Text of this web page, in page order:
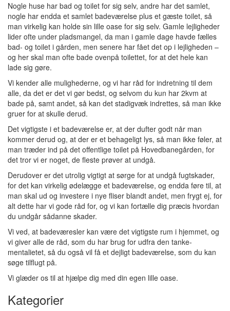
Nogle huse har bad og toilet for sig selv, andre har det samlet,
nogle har endda et samlet badeværelse plus et gæste toilet, så
man virkelig kan holde sin lille oase for sig selv. Gamle lejligheder
lider ofte under pladsmangel, da man i gamle dage havde fælles
bad- og toilet i gården, men senere har fået det op i lejligheden –
og her skal man ofte bade ovenpå toilettet, for at det hele kan
lade sig gøre.
Vi kender alle mulighederne, og vi har råd for indretning til dem
alle, da det er det vi gør bedst, og selvom du kun har 2kvm at
bade på, samt andet, så kan det stadigvæk indrettes, så man ikke
gruer for at skulle derud.
Det vigtigste i et badeværelse er, at der dufter godt når man
kommer derud og, at der er et behageligt lys, så man ikke føler, at
man træder ind på det offentlige toilet på Hovedbanegården, for
det tror vi er noget, de fleste prøver at undgå.
Derudover er det utrolig vigtigt at sørge for at undgå fugtskader,
for det kan virkelig ødelægge et badeværelse, og endda føre til, at
man skal ud og investere i nye fliser blandt andet, men frygt ej, for
alt dette har vi gode råd for, og vi kan fortælle dig præcis hvordan
du undgår sådanne skader.
Vi ved, at badeværesler kan være det vigtigste rum i hjemmet, og
vi giver alle de råd, som du har brug for udfra den tanke-
mentalietet, så du også vil få et dejligt badeværelse, som du kan
søge tilflugt på.
Vi glæder os til at hjælpe dig med din egen lille oase.
Kategorier